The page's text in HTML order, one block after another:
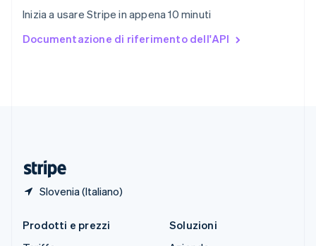
Inizia a usare Stripe in appena 10 minuti
Documentazione di riferimento dell'API
Slovenia (Italiano)
EspañolEnglish
English Español 简体中文
Prodotti e prezzi
Soluzioni